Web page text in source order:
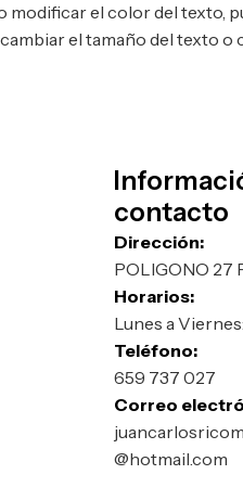
modificar el color del texto,
el tamaño del texto o
contacto
Dirección:
POLIGONO 27
Horarios:
Lunes a
Teléfono:
659 737 027
Correo
@hotmail.com